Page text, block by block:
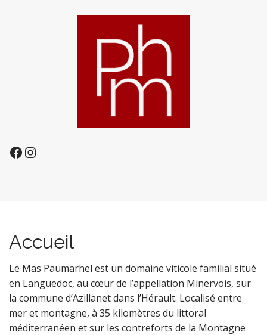
Facebook
Instagram
Accueil
Le Mas Paumarhel est un domaine viticole familial situé
en Languedoc, au cœur de l’appellation Minervois, sur
la commune d’Azillanet dans l’Hérault. Localisé entre
mer et montagne, à 35 kilomètres du littoral
méditerranéen et sur les contreforts de la Montagne